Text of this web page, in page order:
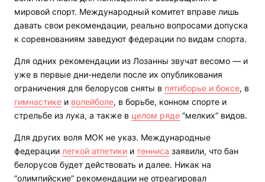
мировой спорт. Международный комитет вправе лишь
давать свои рекомендации, реально вопросами допуска
к соревнованиям заведуют федерации по видам спорта.
Для одних рекомендации из Лозанны звучат весомо — и
уже в первые дни-недели после их опубликования
ограничения для белорусов сняты в пятиборье и боксе, в
гимнастике и волейболе, в борьбе, конном спорте и
стрельбе из лука, а также в целом ряде “мелких” видов.
Для других воля МОК не указ. Международные
федерации легкой атлетики и тенниса заявили, что бан
белорусов будет действовать и далее. Никак на
“олимпийские” рекомендации не отреагировал